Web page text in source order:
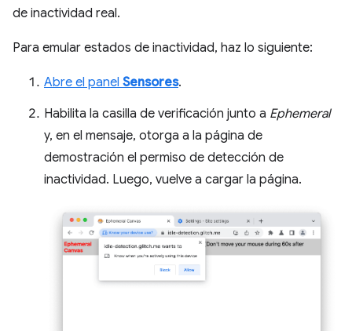
de inactividad real.
Para emular estados de inactividad, haz lo siguiente:
Abre el panel Sensores.
Habilita la casilla de verificación junto a Ephemeral
y, en el mensaje, otorga a la página de
demostración el permiso de detección de
inactividad. Luego, vuelve a cargar la página.